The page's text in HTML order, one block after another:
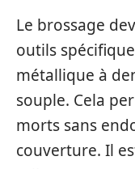
Le brossage
outils
métallique à
souple. Cela
morts sans
couverture. Il